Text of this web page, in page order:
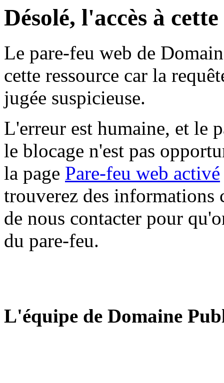
Désolé, l'accès à
Le pare-feu web de
cette ressource car la
jugée suspicieuse.
L'erreur est humaine, et le
le blocage n'est pas
la page Pare-feu web activé
trouverez des informations
de nous contacter pour
du pare-feu.
L'équipe de Domaine